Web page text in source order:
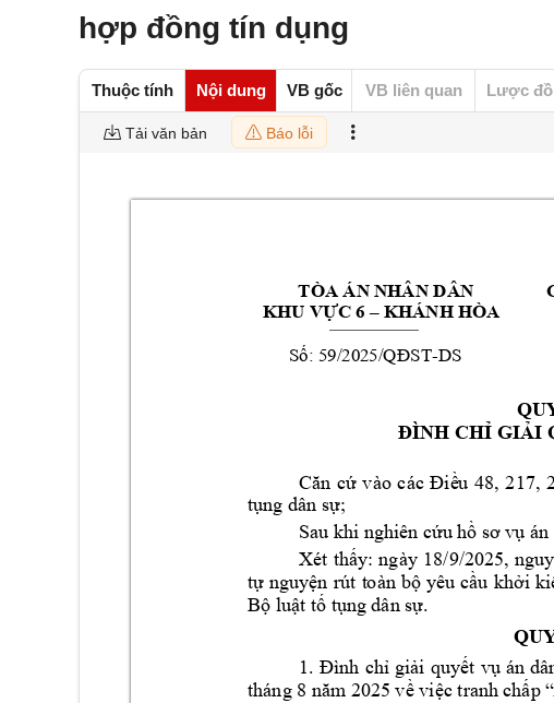
hợp đồng tín dụng
Thuộc tính Nội dung VB gốc VB liên quan Lược đồ
Tải văn bản Báo lỗi
TÒA ÁN NHÂN DÂN
KHU VỰC 6 – KHÁNH HÒA
Số: 59/2025/QĐST-
ĐÌNH CHỈ GIẢI
Căn cứ vào các Điều 48, 217,
tụng dân sự;
Sau khi nghiên cứu hồ sơ vụ án
Xét thấy: ngày 18/9/2025,
tự nguyện rút toàn bộ yêu cầu khởi
Bộ luật tố tụng dân sự.
1. Đình chỉ giải quyết vụ án
tháng 8 năm 2025 về việc tranh chấp “